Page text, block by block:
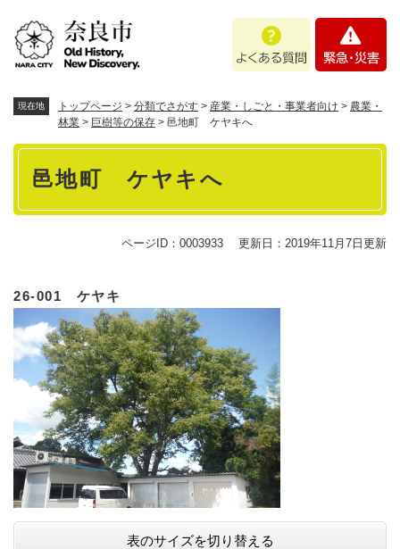
あ
問
・
現在地 トップページ > 分類でさがす > 産業・しごと・事業者向け > 農業・
林業 > 巨樹等の保存 > 邑地町 ケヤキへ
本
邑地町 ケヤキへ
ページID：0003933 更新日：2019年11月7日更新
26-001 ケヤキ
表のサイズを切り替える